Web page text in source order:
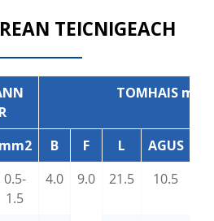
TEICNIGEACH
TOMHAIS mm
mm2 B F L AGUS
0.5-
1.5
4.0 9.0 21.5 10.5